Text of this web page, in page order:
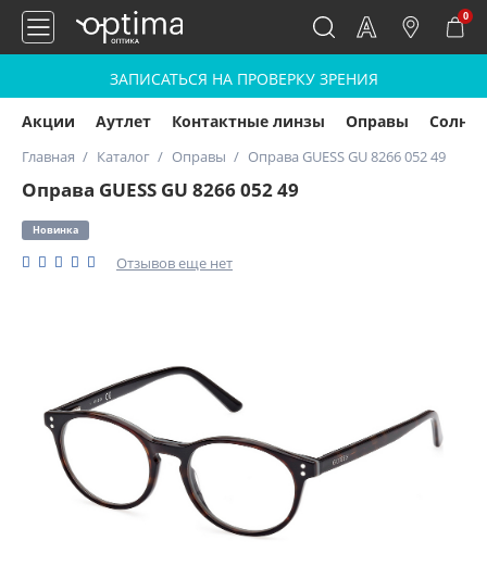
0
ЗАПИСАТЬСЯ НА ПРОВЕРКУ ЗРЕНИЯ
Акции Аутлет Контактные линзы Оправы
Главная Каталог Оправы Оправа GUESS GU 8266 052 49
Оправа GUESS GU 8266 052 49
Новинка
Отзывов еще нет